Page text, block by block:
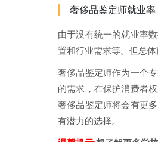
奢侈品鉴定师就业率
由于没有统一的就业率
置和行业需求等。但总
奢侈品鉴定师作为一个
的需求，在保护消费者
奢侈品鉴定师将会有更
有潜力的选择。